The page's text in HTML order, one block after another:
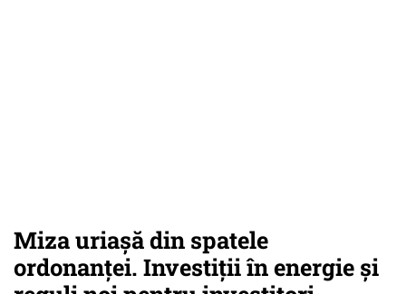
Miza uriașă din spatele
ordonanței. Investiții în energie și